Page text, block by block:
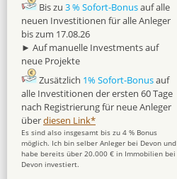
Bis zu 3 % Sofort-Bonusauf alle
neuen Investitionen für alle Anleger
bis zum 17.08.26
► Auf manuelle Investments auf
neue Projekte
Zusätzlich 1% Sofort-Bonusauf
alle Investitionen der ersten 60 Tage
nach Registrierung für neue Anleger
überdiesen Link*
Es sind also insgesamt bis zu 4 % Bonus
möglich. Ich bin selber Anleger bei Devon und
habe bereits über 20.000 € in Immobilien bei
Devon investiert.